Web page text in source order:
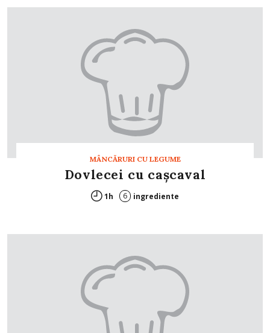
MÂNCĂRURI CU LEGUME
Dovlecei cu caşcaval
1h 6 ingrediente